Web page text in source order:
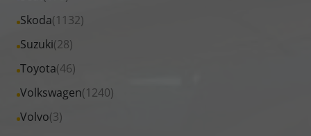
Peugeot
anzeigen
Renault
anzeigen
Fahrzeuge
Seat
anzeigen
Skoda(1132)
Alle
Fahrzeuge
Skoda
anzeigen
Suzuki(28)
Alle
Fahrzeuge
Suzuki
anzeigen
Toyota(46)
Alle
Fahrzeuge
Toyota
Volkswagen(1240)
Alle
Fahrzeuge
Volvo(3)
Alle